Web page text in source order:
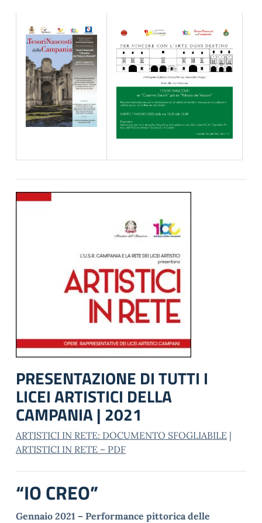
PRESENTAZIONE DI TUTTI I
LICEI ARTISTICI DELLA
CAMPANIA | 2021
ARTISTICI IN RETE: DOCUMENTO SFOGLIABILE |
ARTISTICI IN RETE – PDF
“IO CREO”
Gennaio 2021 – Performance pittorica delle